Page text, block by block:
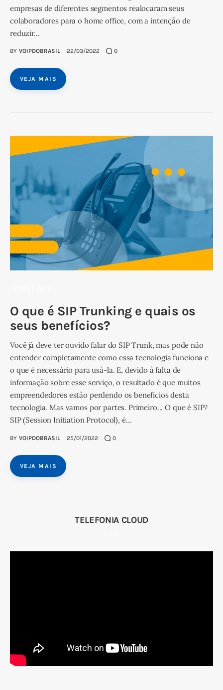
empresas de diferentes segmentos realocaram seus
colaboradores para o home office, com a intenção de
reduzir…
BY VOIPDOBRASIL 22/03/2022 0
VEJA MAIS
O que é SIP Trunking e quais os
seus benefícios?
Você já deve ter ouvido falar do SIP Trunk, mas pode não
entender completamente como essa tecnologia funciona e
o que é necessário para usá-la. E, devido à falta de
informação sobre esse serviço, o resultado é que muitos
empreendedores estão perdendo os benefícios desta
tecnologia. Mas vamos por partes. Primeiro... O que é SIP?
SIP (Session Initiation Protocol), é…
BY VOIPDOBRASIL 25/01/2022 0
VEJA MAIS
TELEFONIA CLOUD